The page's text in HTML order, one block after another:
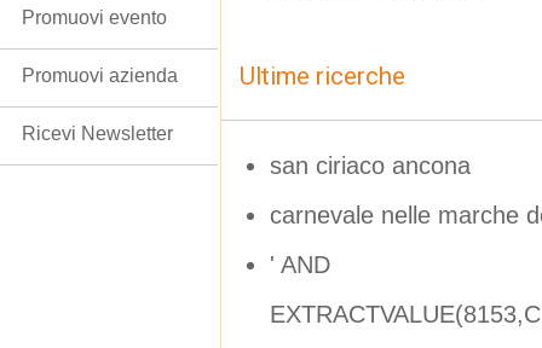
Ultime ricerche
san ciriaco ancona
carnevale nelle marche
' AND
Promuovi evento
Promuovi azienda
Ricevi Newsletter